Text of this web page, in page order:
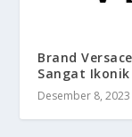
Brand
Sangat Ikonik
Desember 8, 2023